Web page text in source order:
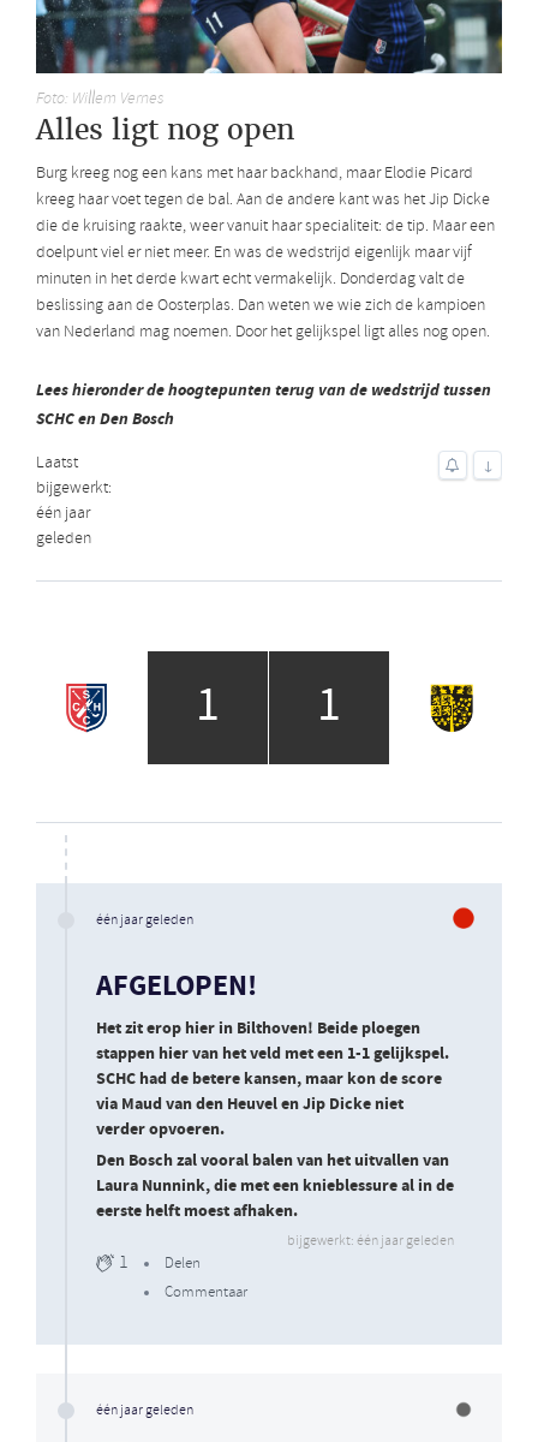
Foto: Willem Vernes
Alles ligt nog open
Burg kreeg nog een kans met haar backhand, maar Elodie Picard
kreeg haar voet tegen de bal. Aan de andere kant was het Jip Dicke
die de kruising raakte, weer vanuit haar specialiteit: de tip. Maar een
doelpunt viel er niet meer. En was de wedstrijd eigenlijk maar vijf
minuten in het derde kwart echt vermakelijk. Donderdag valt de
beslissing aan de Oosterplas. Dan weten we wie zich de kampioen
van Nederland mag noemen. Door het gelijkspel ligt alles nog open.
Lees hieronder de hoogtepunten terug van de wedstrijd tussen
SCHC en Den Bosch
Laatst
bijgewerkt:
één jaar
geleden
↓
1 1
één jaar geleden
AFGELOPEN!
Het zit erop hier in Bilthoven! Beide ploegen
stappen hier van het veld met een 1-1 gelijkspel.
SCHC had de betere kansen, maar kon de score
via Maud van den Heuvel en Jip Dicke niet
verder opvoeren.
Den Bosch zal vooral balen van het uitvallen van
Laura Nunnink, die met een knieblessure al in de
eerste helft moest afhaken.
bijgewerkt: één jaar geleden
1
Delen
Commentaar
één jaar geleden